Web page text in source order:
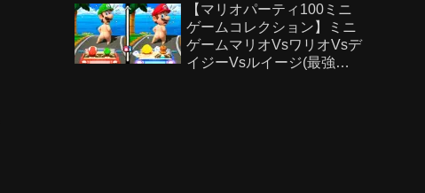
【マリオパーティ100ミニ
ゲームコレクション】ミニ
ゲームマリオVsワリオVsデ
イジーVsルイージ(最強